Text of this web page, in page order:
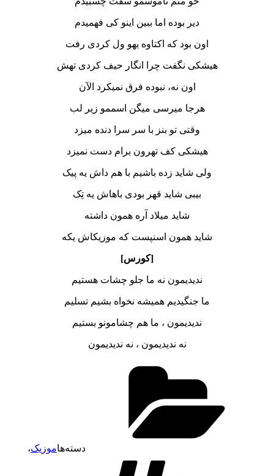
دیر بوده اما ببین اینو کی فهمیدم
اون بود که اکتاوه یهو ول کردی رفت
هیشکی نگفت چرا انگار حیف کردی تهش
اون نه، نبوده فرق نمیکرد الآن
هرجا میرسی میگن اسممو زیر لب
وقتی تو بنز با سر سرا دنده میزد
هیشکی کف تهرون برام دست نمیزد
ولی شاید زده باشیم با هم داش یه پیک
بیبی شاید قهر بودی باهاش یه تِک
شاید میلاد آره همون داشته
شاید همون اسنپست که موزیکاش یکه
[کورس]
ندیدیمون نه ما جلو چشات هستیم
ما جنگیدیم همیشه نخواه بشیم تسلیم
ندیدیمون ، ما هم چشامونو بستیم
نه ندیدیمون ، نه ندیدیمون
دسته‌هاموزیک،